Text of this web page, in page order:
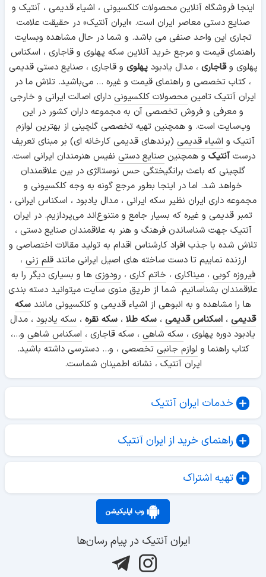
اینجا فروشگاه آنلاین محصولات کلکسیونی ، اشیاء قدیمی ، آنتیک و
صنایع دستی معاصر ایران است. «ایران آنتیک» در حقیقت علامت
تجاری این واحد صنفی می باشد. و شما در حال مشاهده وبسایت
راهنمای قیمت و مرجع خرید آنلاین سکه پهلوی و قاجاری ، اسکناس
پهلوی وقاجاری ، مدال یادبودپهلوی و قاجاری ، صنایع دستی قدیمی
، کتاب تخصصی و راهنمای قیمت و غیره ... می‌باشید. تلاش ما در
ایران آنتیک تامین محصولات کلکسیونی دارای اصالت ایرانی و خارجی
و معرفی و فروش تخصصی آن به مجموعه داران کشور در این
وب‌سایت است. و همچنین تهیه تخصصی گلچینی از بهترین لوازم
آنتیک و اشیاء قدیمی (برندهای قدیمی کارخانه ای) بر مبنای تعریف
درستآنتیک و همچنینصنایع دستی نفیس هنرمندان ایرانی است.
گلچینی که باعث برانگیختگی حس نوستالژی در بین علاقمندان
خواهد شد. اما در اینجا بطور مرجع گونه به وجه کلکسیونی و
مجموعه داری ایران نظیر سکه ایرانی ، مدال یادبود ، اسکناس ایرانی ،
تمبر قدیمی و غیره که بسیار جامع و متنوع‌اند می‌پردازیم. در ایران
آنتیک جهت شناساندن فرهنگ و هنر به علاقمندان صنایع دستی ،
تلاش شده با جذب افراد کارشناس اقدام به تولید مقالات اختصاصی و
ارزنده نماییم تا دست ساخته های اصیل ایرانی مانندقلم زنی ،
فیروزه کوبی ،میناکاری ، خاتم کاری ، رودوزی ها و بسیاری دیگر را به
علاقمندان بشناسانیم. شما از طریق منوی سایت میتوانید دسته بندی
ها را مشاهده و به انبوهی از اشیاء قدیمی و کلکسیونی مانند سکه
قدیمی ، اسکناس قدیمی ، سکه طلا ، سکه نقره ، سکه یادبود ، مدال
یادبود دوره پهلوی ، سکه شاهی ، سکه قاجاری ، اسکناس شاهی و...،
کتاب راهنما و لوازم جانبی تخصصی ، و... دسترسی داشته باشید.
ایران آنتیک ، نشانه اطمینان شماست.
خدمات ایران آنتیک
راهنمای خرید از ایران آنتیک
تهیه اشتراک
وب اپلیکیشن
ایران آنتیک در پیام رسان‌ها